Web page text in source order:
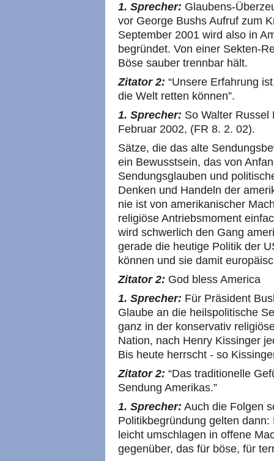
1. Sprecher: Glaubens-
vor George Bushs Aufruf zum
September 2001 wird also in
begründet. Von einer Sekten-
Böse sauber trennbar hält.
Zitator 2: “Unsere Erfahrung
die Welt retten können”.
1. Sprecher: So Walter Russel
Februar 2002, (FR 8. 2. 02).
Sätze, die das alte
ein Bewusstsein, das von
Sendungsglauben und
Denken und Handeln der
nie ist von amerikanischer
religiöse Antriebsmoment
wird schwerlich den Gang
gerade die heutige Politik der
können und sie damit
Zitator 2: God bless America
1. Sprecher: Für Präsident
Glaube an die heilspolitische
ganz in der konservativ
Nation, nach Henry Kissinger
Bis heute herrscht - so
Zitator 2: “Das traditionelle
Sendung Amerikas.”
1. Sprecher: Auch die Folgen
Politikbegründung gelten
leicht umschlagen in offene
gegenüber, das für böse, für